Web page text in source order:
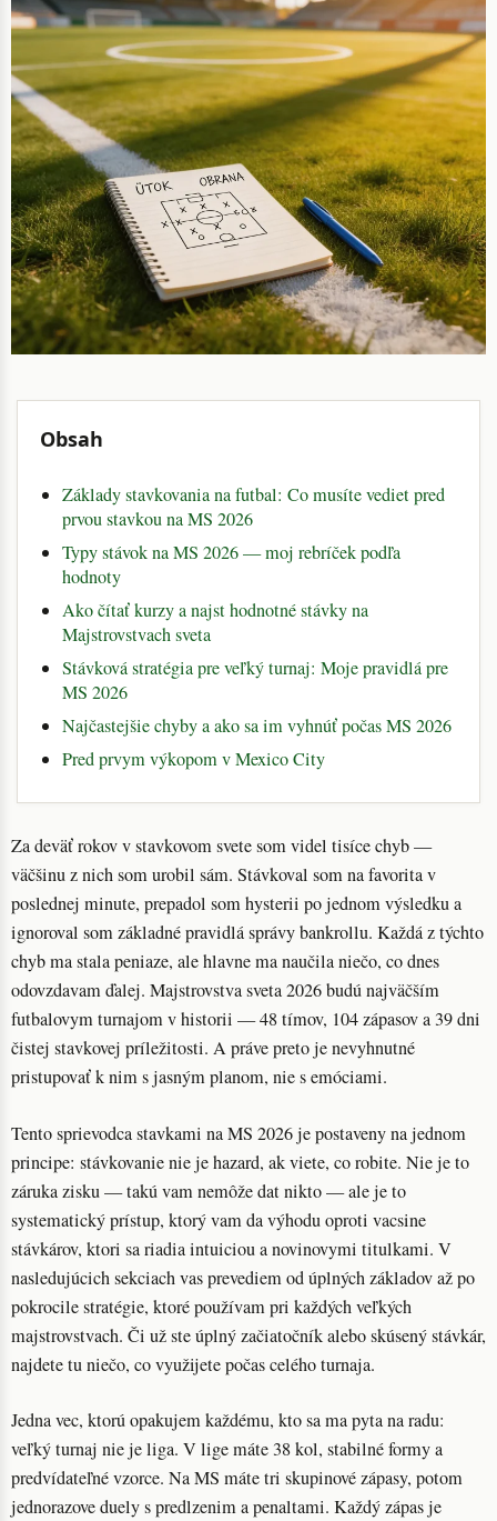
Obsah
Základy stavkovania na futbal: Co musíte vediet pred
prvou stavkou na MS 2026
Typy stávok na MS 2026 — moj rebríček podľa
hodnoty
Ako čítať kurzy a najst hodnotné stávky na
Majstrovstvach sveta
Stávková stratégia pre veľký turnaj: Moje pravidlá pre
MS 2026
Najčastejšie chyby a ako sa im vyhnúť počas MS 2026
Pred prvym výkopom v Mexico City
Za deväť rokov v stavkovom svete som videl tisíce chyb —
väčšinu z nich som urobil sám. Stávkoval som na favorita v
poslednej minute, prepadol som hysterii po jednom výsledku a
ignoroval som základné pravidlá správy bankrollu. Každá z týchto
chyb ma stala peniaze, ale hlavne ma naučila niečo, co dnes
odovzdavam ďalej. Majstrovstva sveta 2026 budú najväčším
futbalovym turnajom v historii — 48 tímov, 104 zápasov a 39 dni
čistej stavkovej príležitosti. A práve preto je nevyhnutné
pristupovať k nim s jasným planom, nie s emóciami.
Tento sprievodca stavkami na MS 2026 je postaveny na jednom
principe: stávkovanie nie je hazard, ak viete, co robite. Nie je to
záruka zisku — takú vam nemôže dat nikto — ale je to
systematický prístup, ktorý vam da výhodu oproti vacsine
stávkárov, ktori sa riadia intuiciou a novinovymi titulkami. V
nasledujúcich sekciach vas prevediem od úplných základov až po
pokrocile stratégie, ktoré používam pri každých veľkých
majstrovstvach. Či už ste úplný začiatočník alebo skúsený stávkár,
najdete tu niečo, co využijete počas celého turnaja.
Jedna vec, ktorú opakujem každému, kto sa ma pyta na radu:
veľký turnaj nie je liga. V lige máte 38 kol, stabilné formy a
predvídateľné vzorce. Na MS máte tri skupinové zápasy, potom
jednorazove duely s predlzenim a penaltami. Každý zápas je